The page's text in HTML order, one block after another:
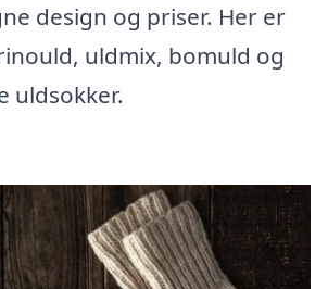
design og priser. Her er
uldmix, bomuld og
uldsokker.